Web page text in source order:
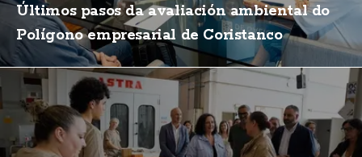
Últimos pasos da avaliación ambiental do
Polígono empresarial de Coristanco